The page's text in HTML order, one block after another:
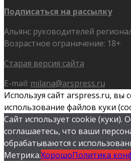
Подписаться на рассылку
Альянс руководителей
Возрастное ограничение: 18+
Старая версия сайта
E-mail: milana@arspress.ru
Используя сайт arspress.ru, вы
использование файлов куки
Сайт использует cookie (куки).
соглашаетесь, что ваши
обрабатываются с
Метрика.ХорошоПолитика